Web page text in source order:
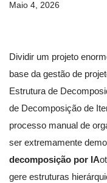
Maio 4, 2026
Dividir um projeto
base da gestão de
Estrutura de
de Decomposição de
processo manual de
ser extremamente
decomposição por IA
gere estruturas